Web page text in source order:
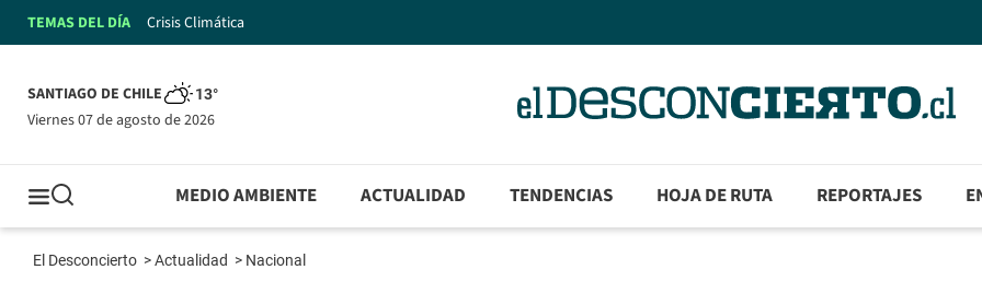
TEMAS DEL DÍA Crisis Climática
SANTIAGO DE CHILE 13°
viernes 07 de agosto de 2026
MEDIO AMBIENTE ACTUALIDAD TENDENCIAS HOJA DE RUTA REPORTAJES
El Desconcierto >Actualidad > Nacional